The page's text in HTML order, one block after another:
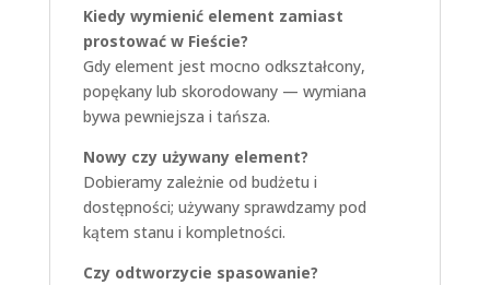
Kiedy wymienić element zamiast
prostować w Fieście?
Gdy element jest mocno odkształcony,
popękany lub skorodowany — wymiana
bywa pewniejsza i tańsza.
Nowy czy używany element?
Dobieramy zależnie od budżetu i
dostępności; używany sprawdzamy pod
kątem stanu i kompletności.
Czy odtworzycie spasowanie?